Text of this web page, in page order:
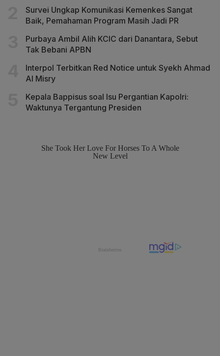
Survei Ungkap Komunikasi Kemenkes Sangat
Baik, Pemahaman Program Masih Jadi PR
Purbaya Ambil Alih KCIC dari Danantara, Sebut
Tak Bebani APBN
Interpol Terbitkan Red Notice untuk Syekh Ahmad
Al Misry
Kepala Bappisus soal Isu Pergantian Kapolri:
Waktunya Tergantung Presiden